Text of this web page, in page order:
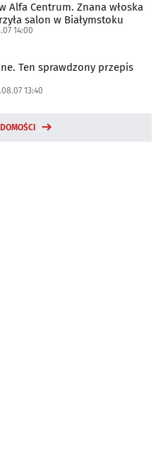
Alfa Centrum. Znana włoska
salon w Białymstoku
14:00
Ten sprawdzony przepis
13:40